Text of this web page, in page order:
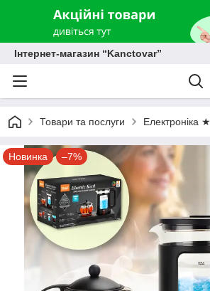
Інтернет-магазин “Kanctovar”
Товари та послуги Електроніка ★
Новинка –7%